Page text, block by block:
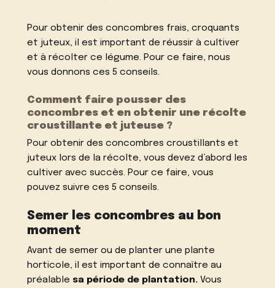
Pour obtenir des concombres frais, croquants
et juteux, il est important de réussir à cultiver
et à récolter ce légume. Pour ce faire, nous
vous donnons ces 5 conseils.
Comment faire pousser des
concombres et en obtenir une récolte
croustillante et juteuse ?
Pour obtenir des concombres croustillants et
juteux lors de la récolte, vous devez d’abord les
cultiver avec succès. Pour ce faire, vous
pouvez suivre ces 5 conseils.
Semer les concombres au bon
moment
Avant de semer ou de planter une plante
horticole, il est important de connaître au
préalable sa période de plantation. Vous